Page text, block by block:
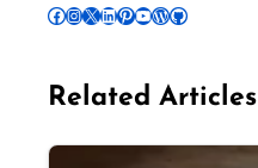
Follow Pradeep on Facebook Follow Pradeep on InstagramFollow Pradeep on X Follow Pradeep on LinkedIn Follow Pradeep on Pinterest Subscribe to Pradeep’s Youtube Channel Follow Pradeep on WordPress Follow Pradeep on GitHub
Related Articles